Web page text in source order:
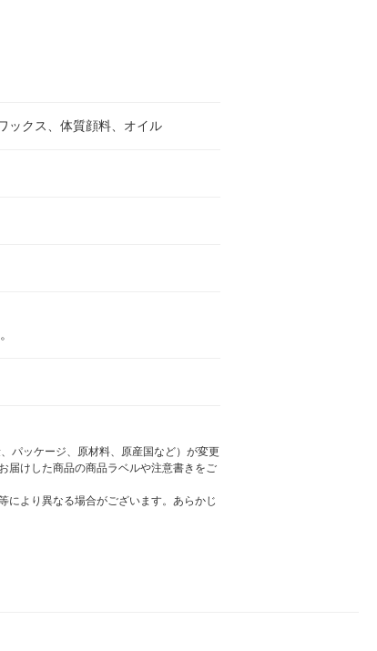
ックス、体質顔料、オイル
パッケージ、原材料、原産国など）が変更
届けした商品の商品ラベルや注意書きをご
により異なる場合がございます。あらかじ